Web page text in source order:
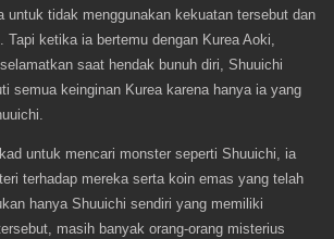
untuk tidak menggunakan kekuatan tersebut dan
Tapi ketika ia bertemu dengan Kurea Aoki,
saat hendak bunuh diri, Shuuichi
semua keinginan Kurea karena hanya ia yang
untuk mencari monster seperti Shuuichi, ia
terhadap mereka serta koin emas yang telah
hanya Shuuichi sendiri yang memiliki
masih banyak orang-orang misterius